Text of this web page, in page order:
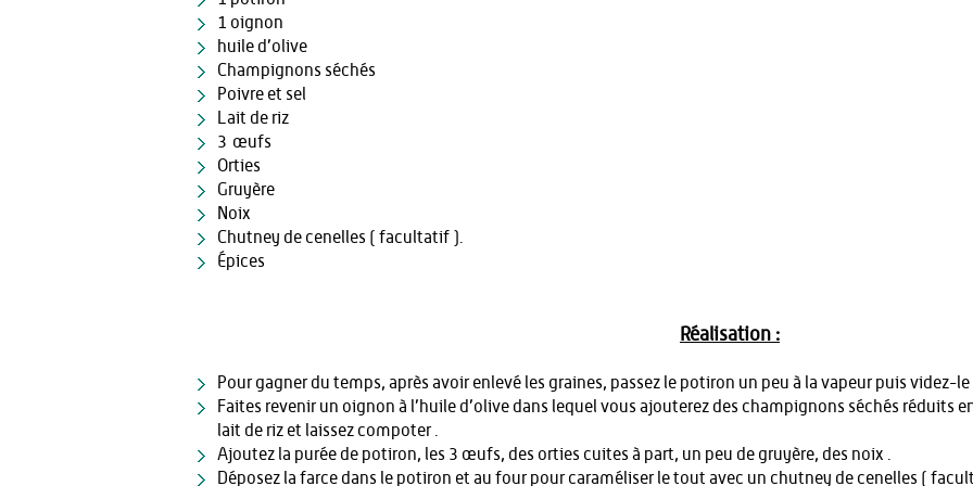
1 oignon
huile d’olive
Champignons séchés
Poivre et sel
Lait de riz
3 œufs
Orties
Gruyère
Noix
Chutney de cenelles ( facultatif ).
Épices
Réalisation :
Pour gagner du temps, après avoir enlevé les graines, passez le potiron un peu à la vapeur puis videz-le
Faites revenir un oignon à l’huile d’olive dans lequel vous ajouterez des champignons séchés réduits
lait de riz et laissez compoter .
Ajoutez la purée de potiron, les 3 œufs, des orties cuites à part, un peu de gruyère, des noix .
Déposez la farce dans le potiron et au four pour caraméliser le tout avec un chutney de cenelles (